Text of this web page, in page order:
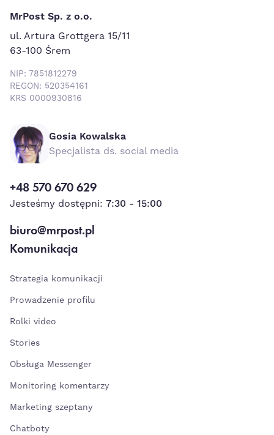
MrPost Sp. z o.o.
ul. Artura Grottgera 15/11
63-100 Śrem
NIP: 7851812279
REGON: 520354161
KRS 0000930816
Gosia Kowalska
Specjalista ds. social media
+48 570 670 629
Jesteśmy dostępni: 7:30 - 15:00
biuro@mrpost.pl
Komunikacja
Strategia komunikacji
Prowadzenie profilu
Rolki video
Stories
Obsługa Messenger
Monitoring komentarzy
Marketing szeptany
Chatboty